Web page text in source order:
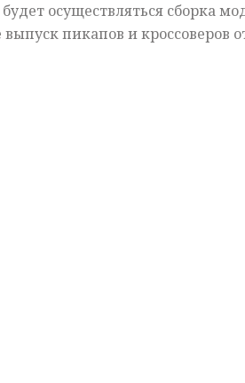
осуществляться сборка
пикапов и кроссоверов